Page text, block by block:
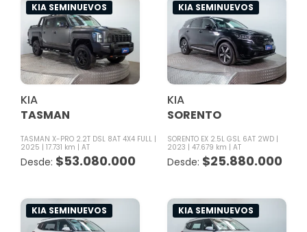
KIA SEMINUEVOS
KIA
TASMAN
TASMAN X-PRO 2.2T DSL 8AT 4X4 FULL
2025
17.731 km AT
$53.080.000
KIA SEMINUEVOS
KIA
SORENTO
SORENTO EX 2.5L GSL 6AT 2WD
2023
47.679 km AT
$25.880.000
KIA SEMINUEVOS KIA SEMINUEVOS